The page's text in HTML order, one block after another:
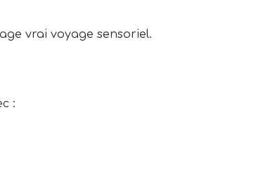
vrai voyage sensoriel.
: